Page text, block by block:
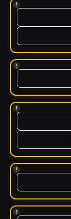
!
!
!
!
!